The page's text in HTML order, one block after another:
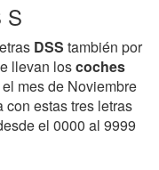
S
DSS también por
llevan loscoches
mes de Noviembre
estas tres letras
el 0000 al 9999